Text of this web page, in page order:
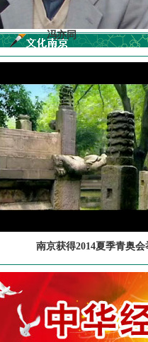
冯亦同
南京获得2014夏季青奥会